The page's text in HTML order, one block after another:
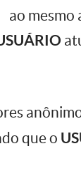
mesmo
que o